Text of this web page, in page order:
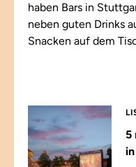
haben Bars in
neben guten Drinks
Snacken auf dem
5